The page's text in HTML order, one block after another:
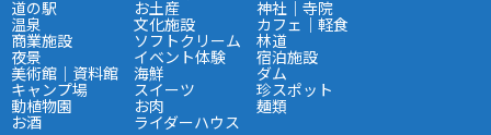
道の駅 お土産 神社｜寺院
温泉 文化施設 カフェ｜軽食
商業施設 ソフトクリーム 林道
夜景 イベント体験 宿泊施設
美術館｜資料館 海鮮 ダム
キャンプ場 スイーツ 珍スポット
動植物園 お肉 麺類
お酒 ライダーハウス